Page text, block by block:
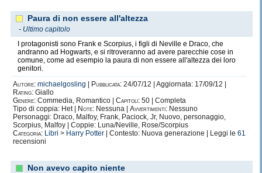
Paura di non essere all'altezza
- Ultimo capitolo
I protagonisti sono Frank e Scorpius, i figli di Neville e Draco, che
andranno ad Hogwarts, e si ritroveranno ad avere parecchie cose in
comune, come ad esempio la paura di non essere all'altezza dei loro
genitori.
Autore: michaelgosling Pubblicata: 24/07/12 | Aggiornata: 17/09/12 |
Rating: Giallo
Genere: Commedia, Romantico | Capitoli: 50 | Completa
Tipo di coppia: Het |
Note: Nessuna | Avvertimenti: Nessuno
Personaggi: Draco, Malfoy, Frank, Paciock, Jr, Nuovo, personaggio,
Scorpius, Malfoy | Coppie: Luna/Neville, Rose/Scorpius
Categoria: Libri > Harry Potter | Contesto: Nuova generazione | Leggi le 61
recensioni
Non avevo capito niente